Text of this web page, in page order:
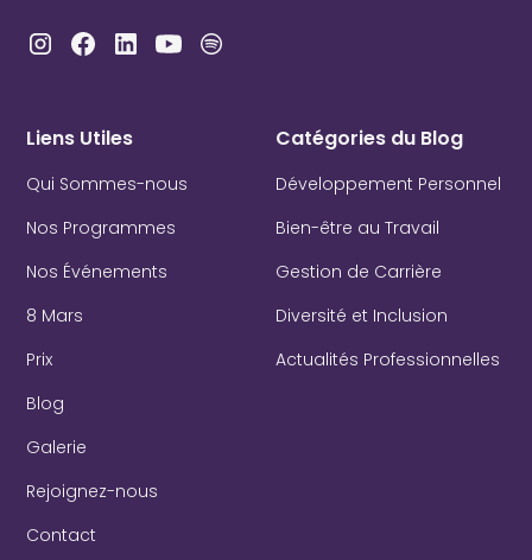
Liens Utiles
Qui Sommes-nous
Nos Programmes
Nos Événements
8 Mars
Prix
Blog
Galerie
Rejoignez-nous
Contact
Catégories du Blog
Développement Personnel
Bien-être au Travail
Gestion de Carrière
Diversité et Inclusion
Actualités Professionnelles